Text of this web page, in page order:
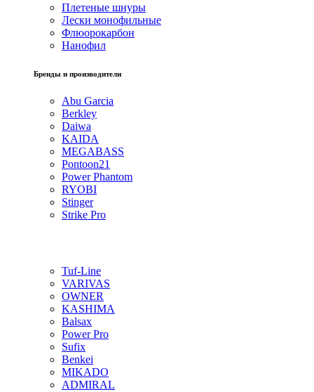
Плетеные шнуры
Лески монофильные
Флюорокарбон
Нанофил
Бренды и производители
Abu Garcia
Berkley
Daiwa
KAIDA
MEGABASS
Pontoon21
Power Phantom
RYOBI
Stinger
Strike Pro
Tuf-Line
VARIVAS
OWNER
KASHIMA
Balsax
Power Pro
Sufix
Benkei
MIKADO
ADMIRAL